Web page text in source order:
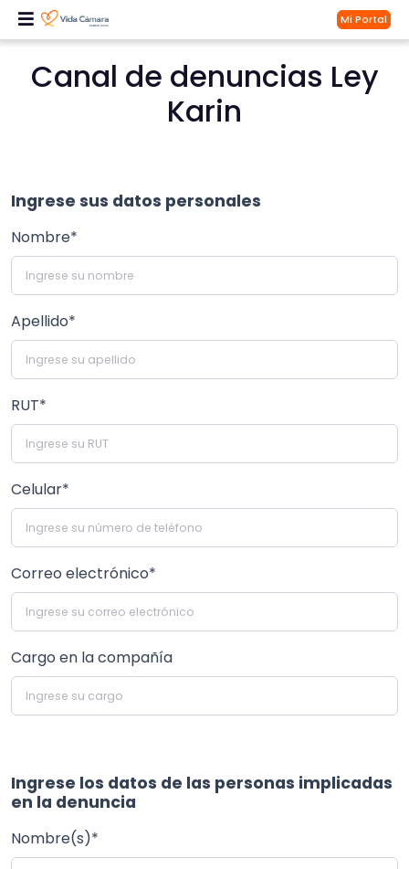
Mi Portal
Canal de denuncias Ley
Karin